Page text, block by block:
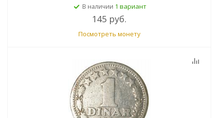
В наличии 1 вариант
145 руб.
Посмотреть монету